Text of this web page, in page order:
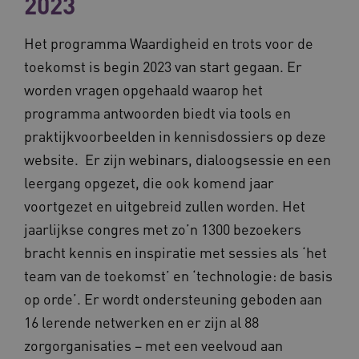
Het programma Waardigheid en trots voor de
toekomst is begin 2023 van start gegaan. Er
worden vragen opgehaald waarop het
programma antwoorden biedt via tools en
praktijkvoorbeelden in kennisdossiers op deze
website. Er zijn webinars, dialoogsessie en een
leergang opgezet, die ook komend jaar
voortgezet en uitgebreid zullen worden. Het
jaarlijkse congres met zo’n 1300 bezoekers
bracht kennis en inspiratie met sessies als ‘het
team van de toekomst’ en ‘technologie: de basis
op orde’. Er wordt ondersteuning geboden aan
16 lerende netwerken en er zijn al 88
zorgorganisaties – met een veelvoud aan
ARRAffinitySameSite
Microsoft Corporation
.waardigheidentrots.nl
AWSALBCORS
Amazon.com Inc.
__Secure-YNID .youtube.com